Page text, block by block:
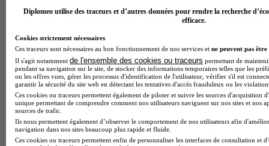
Voir l’établissement
Diplomeo utilise des traceurs et d’autres données pour rendre la recherche
efficace.
Cookies strictement nécessaires
Ces traceurs sont nécessaires au bon fonctionnement de nos services et ne peuvent pas être
Il s'agit notamment de l'ensemble des cookies ou traceurs permettant de
pendant sa navigation sur le site, de stocker des informations temporaires telles que les
ou les offres vues, gérer les processus d'identification de l'utilisateur, vérifier s'il est
garantir la sécurité du site web en détectant les tentatives d'accès frauduleux ou les
Ces cookies ou traceurs permettent également de piloter et suivre les sources d'acquisition
unique permettant de comprendre comment nos utilisateurs naviguent sur nos sites et nos
sources de trafic.
Ils nous permettent également d’observer le comportement de nos utilisateurs afin
navigation dans nos sites beaucoup plus rapide et fluide.
Ces cookies ou traceurs permettent enfin de personnaliser les interfaces de consultation et